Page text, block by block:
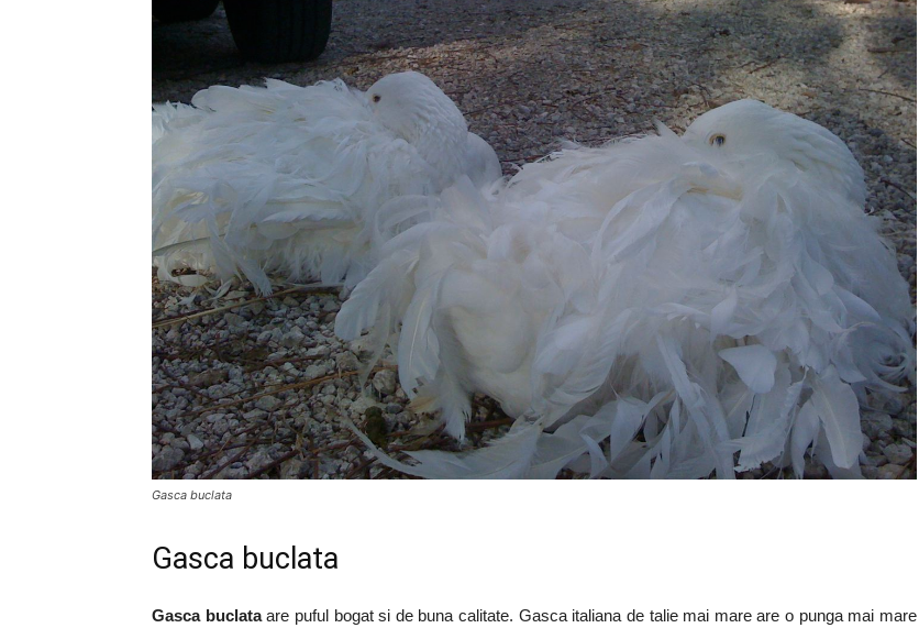
Gasca buclata
Gasca buclata
Gasca buclataare puful bogat si de buna calitate. Gasca italiana de talie mai mare are o punga mai mare